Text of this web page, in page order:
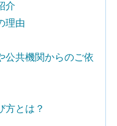
介
理由
公共機関からのご依
方とは？